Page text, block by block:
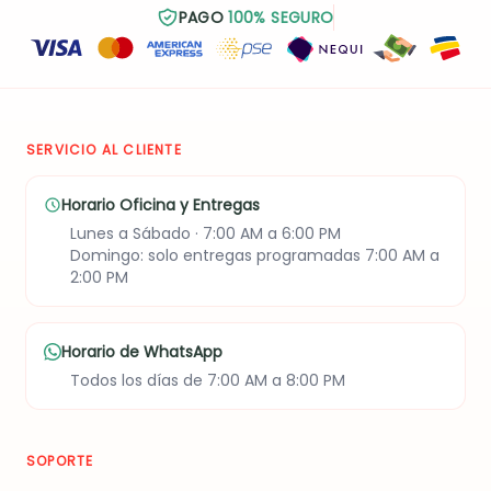
mini bouquet de flores
deshidratadas y una
hermosa caja de fresas
convertir cada detalle en
Jugo Verde (Rama de
apio, pepino, manzana
verde, kiwie y manzana
PAGO100% SEGURO
SERVICIO AL CLIENTE
Horario Oficina y Entregas
Lunes a Sábado · 7:00 AM a 6:00 PM
Domingo: solo entregas programadas 7:00 AM a
2:00 PM
Horario de WhatsApp
Todos los días de 7:00 AM a 8:00 PM
SOPORTE